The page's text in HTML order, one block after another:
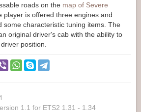
roads on the map of Severe
player is offered three engines and
some characteristic tuning items. The
original driver's cab with the ability to
position.
1.1 for ETS2 1.31 - 1.34